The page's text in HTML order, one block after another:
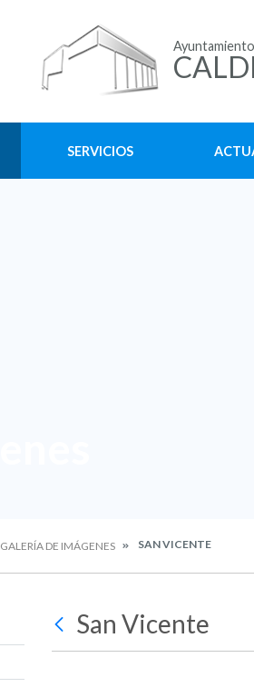
SERVICIOS
GALERÍA DE IMÁGENES SAN VICENTE
San Vicente